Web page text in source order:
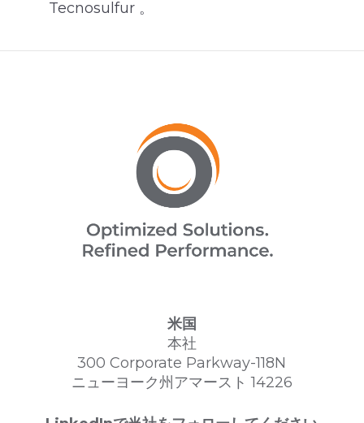
Tecnosulfur 。
米国
本社
300 Corporate Parkway-118N
ニューヨーク州アマースト 14226